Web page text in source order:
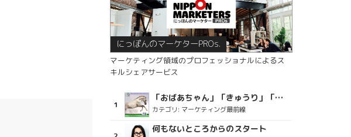
にっぽんのマーケターPROs.
マーケティング領域のプロフェッショナルによるス
キルシェアサービス
「おばあちゃん」「きゅうり」「ディスコで踊るおじさん」をCM素材に使った、「気持ちよさ」が売りの意外な商品とは？
カテゴリ: マーケティング最前線
何もないところからのスタート